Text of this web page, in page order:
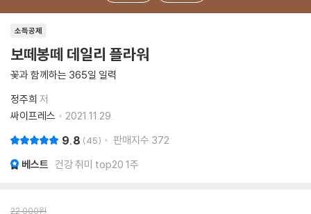
소득공제
보떼봉떼 데일리 플라워
꽃과 함께하는 365일 일력
정주희 저
싸이프레스
2021.11.29.
9.8 45 판매지수 372
베스트 건강 취미 top20 1주
22,000원